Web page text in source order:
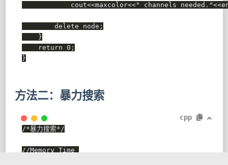
            cout
<<maxcolor<<" channels needed."<<
delete node ;
}
return 0 ;
}
方法二：暴力搜索
cpp
/*暴力搜索*/
//Memory Time